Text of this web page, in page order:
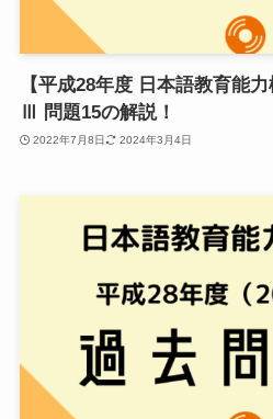
【平成28年度 日本語教育能
Ⅲ 問題15の解説！
2022年7月8日 2024年3月4日